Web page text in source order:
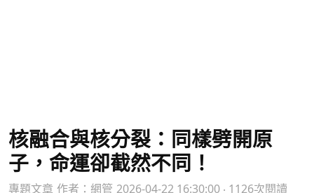
核融合與核分裂：同樣劈開原
子，命運卻截然不同！
專題文章 作者： 網管 2026-04-22 16:30:00 ‧ 1126次閱讀